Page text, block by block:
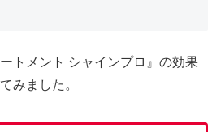
トメント シャインプロ』の効果
みました。